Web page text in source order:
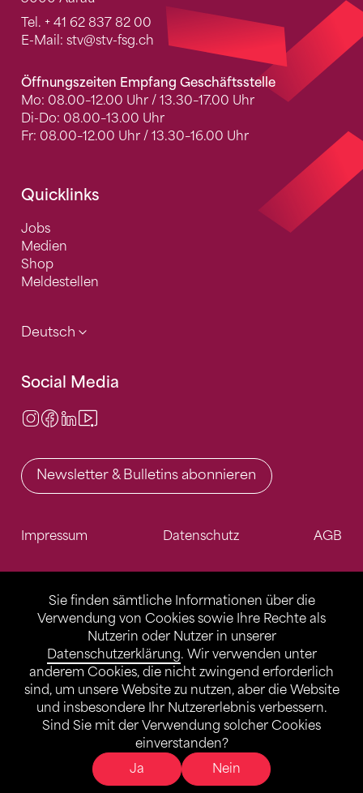
Sie finden sämtliche Informationen über die
Verwendung von Cookies sowie Ihre Rechte als
Nutzerin oder Nutzer in unserer
Datenschutzerklärung. Wir verwenden unter
anderem Cookies, die nicht zwingend erforderlich
sind, um unsere Website zu nutzen, aber die Website
und insbesondere Ihr Nutzererlebnis verbessern.
Sind Sie mit der Verwendung solcher Cookies
einverstanden?
Ja
Nein
Tel. + 41 62 837 82 00
E-Mail: stv@stv-fsg.ch
Öffnungszeiten Empfang Geschäftsstelle
Mo: 08.00–12.00 Uhr / 13.30–17.00 Uhr
Di-Do: 08.00–13.00 Uhr
Fr: 08.00–12.00 Uhr / 13.30–16.00 Uhr
Quicklinks
Jobs
Medien
Shop
Meldestellen
Deutsch
Social Media
Instagram
Facebook
LinkedIn
Newsletter & Bulletins abonnieren
Impressum Datenschutz AGB